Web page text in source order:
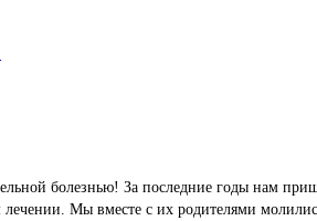
болезнью! За последние годы нам
лечении. Мы вместе с их родителями